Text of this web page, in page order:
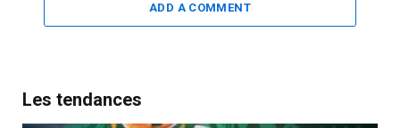
ADD A COMMENT
Les tendances